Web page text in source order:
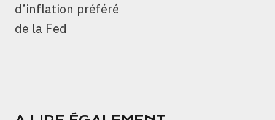
d’inflation préféré
de la Fed